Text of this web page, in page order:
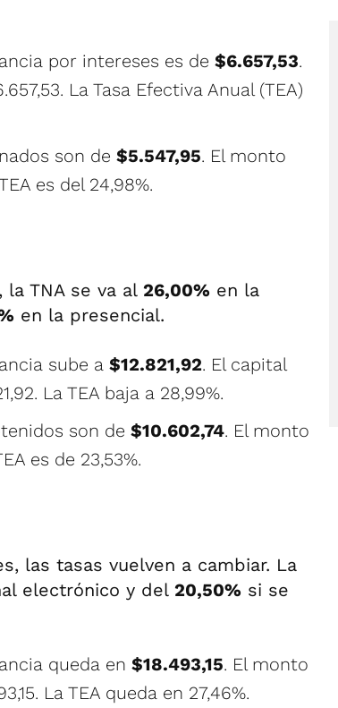
por intereses es de $6.657,53.
La Tasa Efectiva Anual (TEA)
son de $5.547,95. El monto
es del 24,98%.
TNA se va al 26,00% en la
en la presencial.
sube a $12.821,92. El capital
La TEA baja a 28,99%.
son de $10.602,74. El monto
es de 23,53%.
las tasas vuelven a cambiar. La
electrónico y del 20,50% si se
queda en $18.493,15. El monto
La TEA queda en 27,46%.